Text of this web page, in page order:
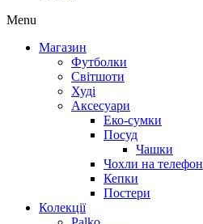
Menu
Магазин
Футболки
Світшоти
Худі
Аксесуари
Еко-сумки
Посуд
Чашки
Чохли на телефон
Кепки
Постери
Колекції